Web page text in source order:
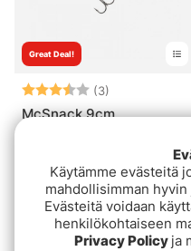
Great Deal!
Arvio: (3)
3.7 5:sta
McSnack 9cm
Käytämme evästeitä
mahdollisimman
Evästeitä voidaan
henkilökohtaiseen
Privacy Policy ja